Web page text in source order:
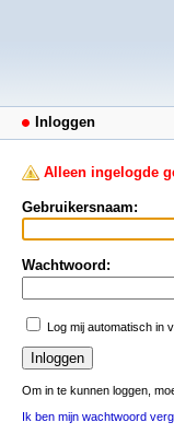
Inloggen
Alleen ingelogde
Gebruikersnaam:
Wachtwoord:
Log mij automatisch in
Om in te kunnen loggen,
Ik ben mijn wachtwoord